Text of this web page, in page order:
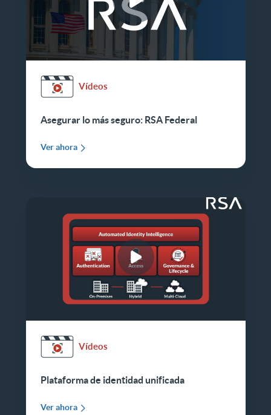
Vídeos
Asegurar lo más seguro: RSA Federal
Ver ahora
Vídeos
Plataforma de identidad unificada
Ver ahora